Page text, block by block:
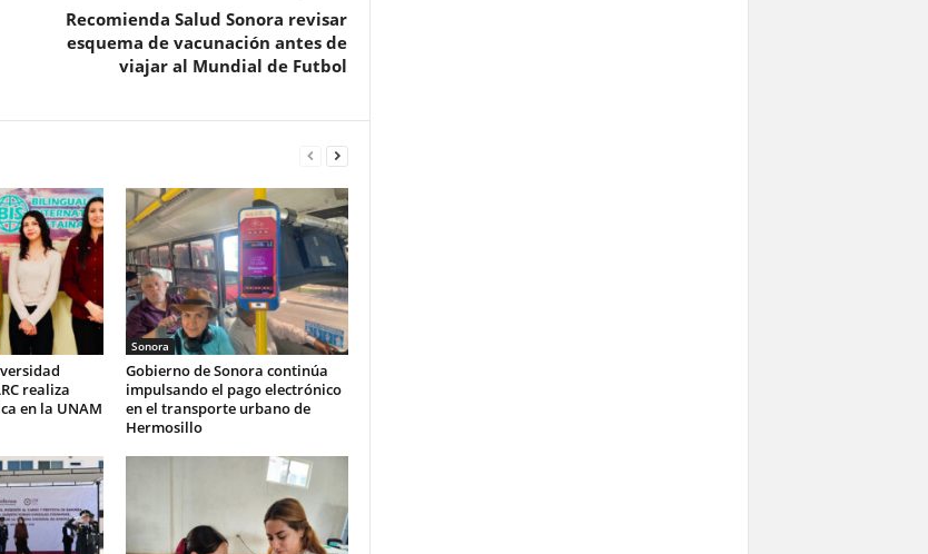
Recomienda Salud Sonora revisar
esquema de vacunación antes de
viajar al Mundial de Futbol
realiza
en la UNAM
Sonora
Gobierno de Sonora continúa
impulsando el pago electrónico
en el transporte urbano de
Hermosillo